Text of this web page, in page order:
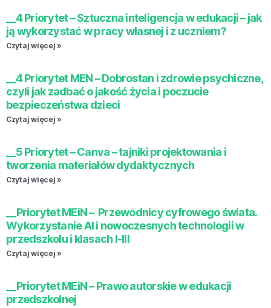
__4 Priorytet – Sztuczna inteligencja w edukacji – jak
ją wykorzystać w pracy własnej i z uczniem?
Czytaj więcej »
__4 Priorytet MEN – Dobrostan i zdrowie psychiczne,
czyli jak zadbać o jakość życia i poczucie
bezpieczeństwa dzieci
Czytaj więcej »
__5 Priorytet – Canva – tajniki projektowania i
tworzenia materiałów dydaktycznych
Czytaj więcej »
__Priorytet MEiN – Przewodnicy cyfrowego świata.
Wykorzystanie AI i nowoczesnych technologii w
przedszkolu i klasach I-III
Czytaj więcej »
__Priorytet MEiN – Prawo autorskie w edukacji
przedszkolnej